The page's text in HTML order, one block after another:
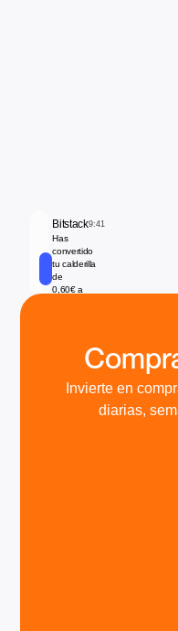
Bitstack9:41
Has
convertido
tu calderilla
de
0,60€ a
Invierte en
diarias,